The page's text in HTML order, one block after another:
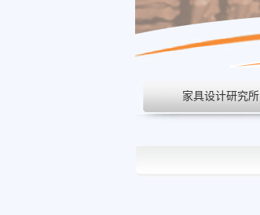
家具设计研究所